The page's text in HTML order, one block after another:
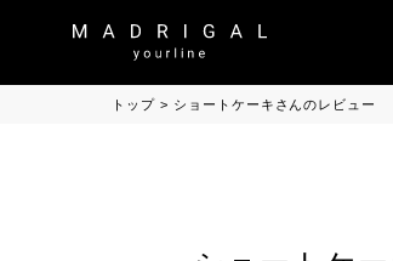
トップ ショートケーキさんのレビュー